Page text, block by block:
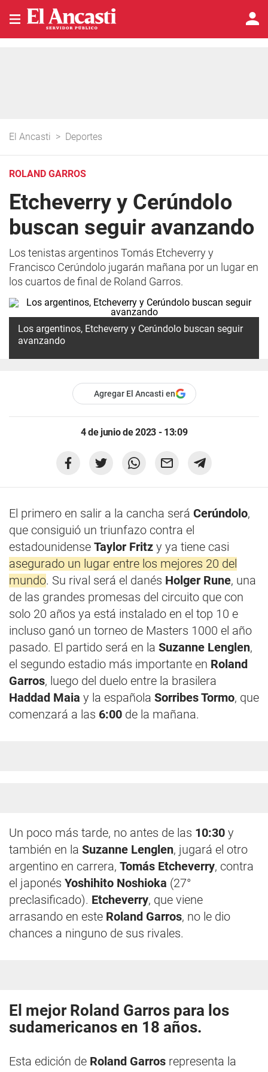
El Ancasti > Deportes
ROLAND GARROS
Etcheverry y Cerúndolo
buscan seguir avanzando
Los tenistas argentinos Tomás Etcheverry y
Francisco Cerúndolo jugarán mañana por un lugar en
los cuartos de final de Roland Garros.
Los argentinos, Etcheverry y Cerúndolo buscan seguir
avanzando
Agregar El Ancasti en
4 de junio de 2023 - 13:09
El primero en salir a la cancha será Cerúndolo,
que consiguió un triunfazo contra el
estadounidense Taylor Fritz y ya tiene casi
asegurado un lugar entre los mejores 20 del
mundo. Su rival será el danés Holger Rune, una
de las grandes promesas del circuito que con
solo 20 años ya está instalado en el top 10 e
incluso ganó un torneo de Masters 1000 el año
pasado. El partido será en la Suzanne Lenglen,
el segundo estadio más importante en Roland
Garros, luego del duelo entre la brasilera
Haddad Maia y la española Sorribes Tormo, que
comenzará a las 6:00 de la mañana.
Un poco más tarde, no antes de las 10:30 y
también en la Suzanne Lenglen, jugará el otro
argentino en carrera, Tomás Etcheverry, contra
el japonés Yoshihito Noshioka (27°
preclasificado). Etcheverry, que viene
arrasando en este Roland Garros, no le dio
chances a ninguno de sus rivales.
El mejor Roland Garros para los
sudamericanos en 18 años.
Esta edición de Roland Garros representa la